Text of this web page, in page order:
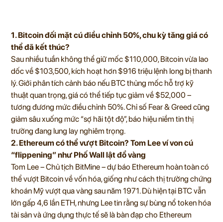
1. Bitcoin đối mặt cú điều chỉnh 50%, chu kỳ tăng giá có
thể đã kết thúc?
Sau nhiều tuần không thể giữ mốc $110,000, Bitcoin vừa lao
dốc về $103,500, kích hoạt hơn $916 triệu lệnh long bị thanh
lý. Giới phân tích cảnh báo nếu BTC thủng mốc hỗ trợ kỹ
thuật quan trọng, giá có thể tiếp tục giảm về $52,000 –
tương đương mức điều chỉnh 50%. Chỉ số Fear & Greed cũng
giảm sâu xuống mức “sợ hãi tột độ”, báo hiệu niềm tin thị
trường đang lung lay nghiêm trọng.
2. Ethereum có thể vượt Bitcoin? Tom Lee ví von cú
“flippening” như Phố Wall lật đổ vàng
Tom Lee – Chủ tịch BitMine – dự báo Ethereum hoàn toàn có
thể vượt Bitcoin về vốn hóa, giống như cách thị trường chứng
khoán Mỹ vượt qua vàng sau năm 1971. Dù hiện tại BTC vẫn
lớn gấp 4,6 lần ETH, nhưng Lee tin rằng sự bùng nổ token hóa
tài sản và ứng dụng thực tế sẽ là bàn đạp cho Ethereum